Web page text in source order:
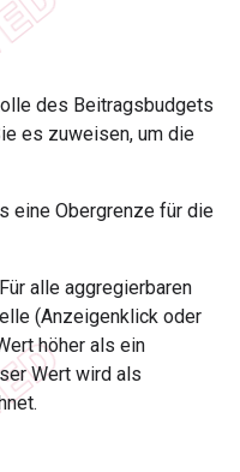
des Beitragsbudgets
es zuweisen, um die
eine Obergrenze für die
alle aggregierbaren
(Anzeigenklick oder
höher als ein
Wert wird als